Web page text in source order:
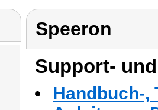
Speeron
Support-
Handbuch-,